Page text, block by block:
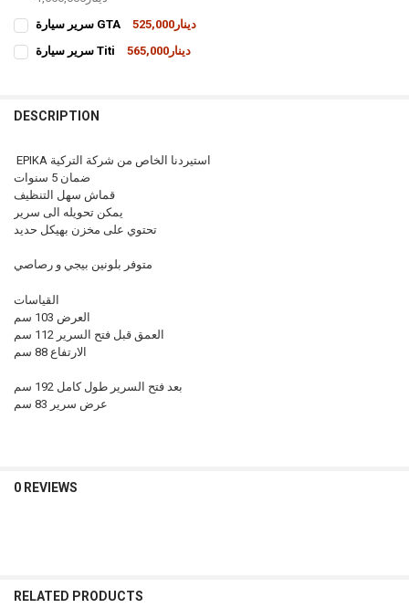
CURRENT STOCK:
QUANTITY:
سرير سيارة GTA
525,000دينار
CURRENT
STOCK:
QUANTITY:
سرير سيارة Titi
565,000دينار
DESCRIPTION
EPIKA استيردنا الخاص من شركة التركية
قماش سهل التنظيف
يمكن تحويله الى سرير
تحتوي على مخزن بهيكل حديد
متوفر بلونين بيجي و رصاصي
القياسات
العرض 103 سم
العمق قبل فتح السرير 112 سم
الارتفاع 88 سم
بعد فتح السرير طول كامل 192 سم
عرض سرير 83 سم
0 REVIEWS
RELATED PRODUCTS